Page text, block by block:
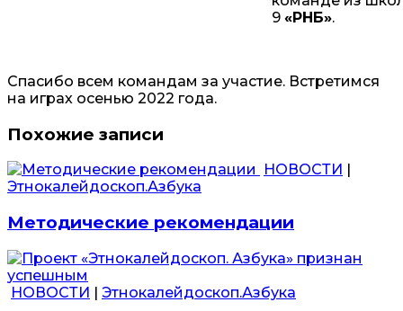
9 «РНБ».
Спасибо всем командам за участие. Встретимся
на играх осенью 2022 года.
Похожие записи
НОВОСТИ
Этнокалейдоскоп.Азбука
Методические рекомендации
НОВОСТИ | Этнокалейдоскоп.Азбука